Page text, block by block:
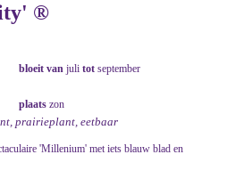
®
bloeit van juli tot september
plaats zon
prairieplant, eetbaar
'Millenium' met iets blauw blad en